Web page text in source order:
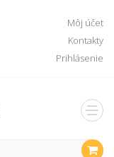
Môj účet
Kontakty
Prihlásenie